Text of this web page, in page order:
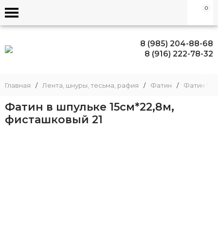
0
8 (985) 204-88-68
8 (916) 222-78-32
Главная / Лента, шнуры, тесьма, рафия / Фатин / Фатин
Фатин в шпульке 15см*22,8м,
фисташковый 21